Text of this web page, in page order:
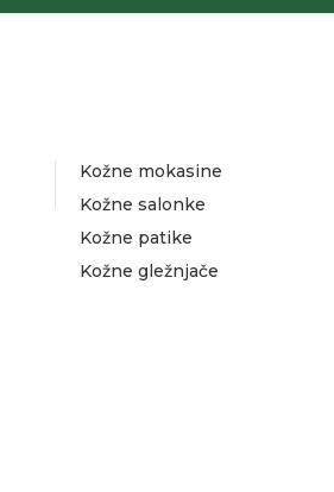
Kožne mokasine
Kožne salonke
Kožne patike
Kožne gležnjače